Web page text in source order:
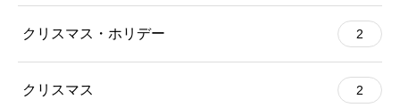
クリスマス・ホリデー 2
クリスマス 2